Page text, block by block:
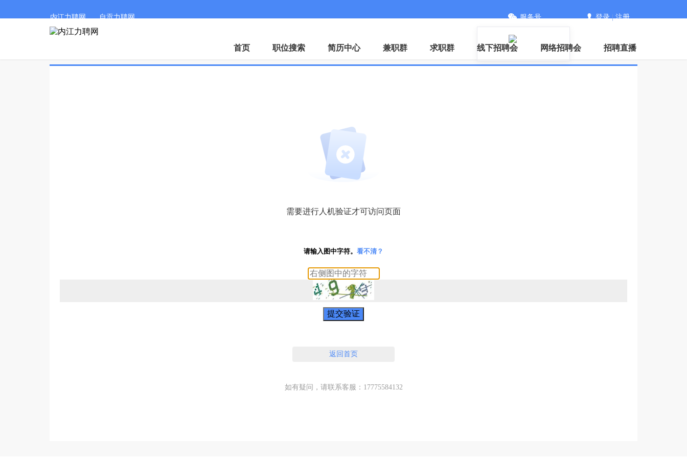
内江力聘网 自贡力聘网
微信
服务号 登录|注册
首页 职位搜索 简历中心 兼职群 求职群 线下招聘会 网络招聘会 招聘直播
需要进行人机验证才可访问页面
请输入图中字符。 看不清？
提交验证
返回首页
如有疑问，请联系客服：17775584132